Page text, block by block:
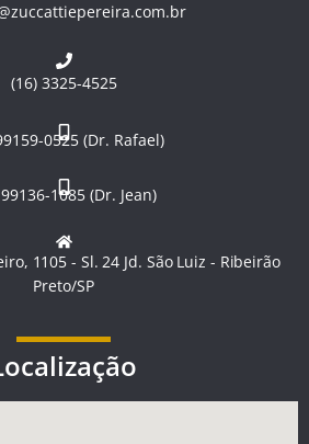
(16) 3325-4525
0525 (Dr. Rafael)
1085 (Dr. Jean)
1105 - Sl. 24 Jd. São Luiz - Ribeirão
Preto/SP